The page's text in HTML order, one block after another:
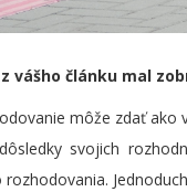
vášho článku mal
môže zdať ako
dôsledky svojich
rozhodovania.